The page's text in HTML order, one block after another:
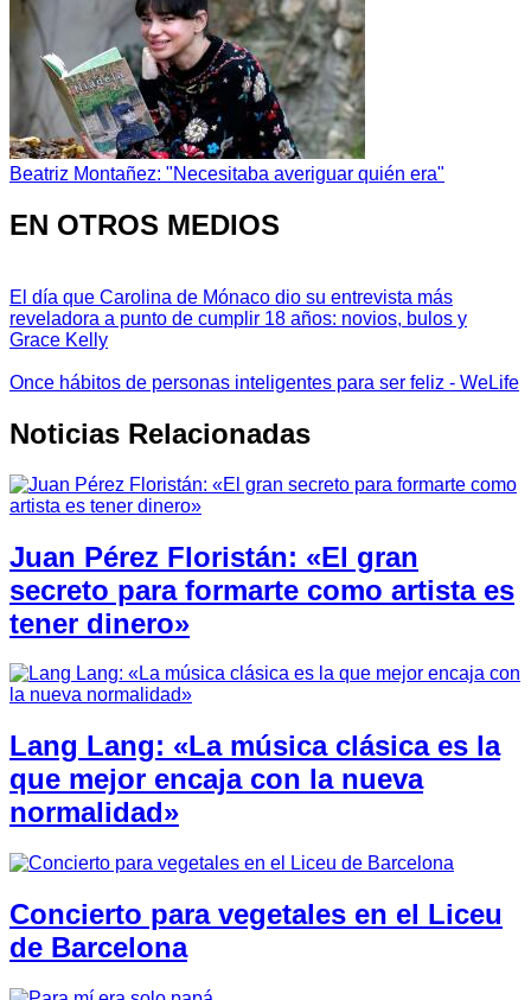
Beatriz Montañez: "Necesitaba averiguar quién era"
EN OTROS MEDIOS
El día que Carolina de Mónaco dio su entrevista más
reveladora a punto de cumplir 18 años: novios, bulos y
Grace Kelly
Once hábitos de personas inteligentes para ser feliz - WeLife
Noticias Relacionadas
Juan Pérez Floristán: «El gran
secreto para formarte como artista es
tener dinero»
Lang Lang: «La música clásica es la
que mejor encaja con la nueva
normalidad»
Concierto para vegetales en el Liceu
de Barcelona